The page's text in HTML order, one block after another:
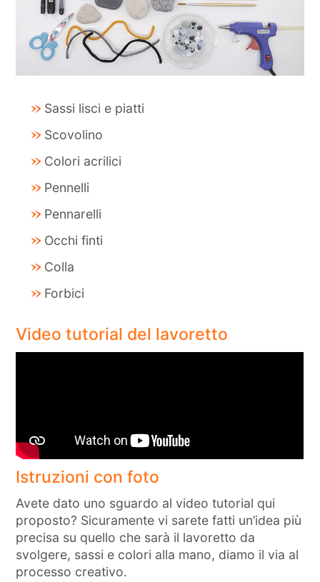
Sassi lisci e piatti
Scovolino
Colori acrilici
Pennelli
Pennarelli
Occhi finti
Colla
Forbici
Video tutorial del lavoretto
Istruzioni con foto
Avete dato uno sguardo al video tutorial qui
proposto? Sicuramente vi sarete fatti un’idea più
precisa su quello che sarà il lavoretto da
svolgere, sassi e colori alla mano, diamo il via al
processo creativo.